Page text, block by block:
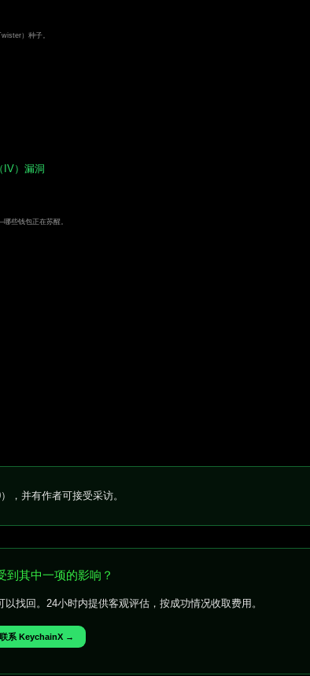
）种子。
IV）漏洞
些钱包正在苏醒。
，并有作者可接受采访。
到其中一项的影响？
找回。24小时内提供客观评估，按成功情况收取费用。
联系 KeychainX →